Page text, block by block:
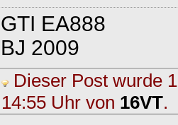
GTI EA888
BJ 2009
Dieser Post wurde
14:55 Uhr von 16VT.